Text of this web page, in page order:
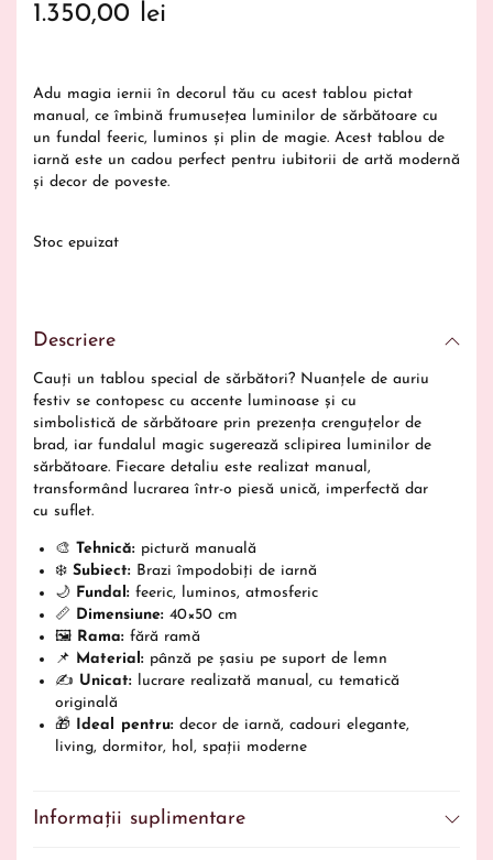
1.350,00 lei
Adu magia iernii în decorul tău cu acest tablou pictat
manual, ce îmbină frumusețea luminilor de sărbătoare cu
un fundal feeric, luminos și plin de magie. Acest tablou de
iarnă este un cadou perfect pentru iubitorii de artă modernă
și decor de poveste.
Stoc epuizat
Descriere
Cauți un tablou special de sărbători? Nuanțele de auriu
festiv se contopesc cu accente luminoase și cu
simbolistică de sărbătoare prin prezența crenguțelor de
brad, iar fundalul magic sugerează sclipirea luminilor de
sărbătoare. Fiecare detaliu este realizat manual,
transformând lucrarea într-o piesă unică, imperfectă dar
cu suflet.
🎨 Tehnică: pictură manuală
❄️ Subiect: Brazi împodobiți de iarnă
🌙 Fundal: feeric, luminos, atmosferic
📏 Dimensiune: 40×50 cm
🖼️ Rama: fără ramă
📌 Material: pânză pe șasiu pe suport de lemn
✍️ Unicat: lucrare realizată manual, cu tematică
originală
🎁 Ideal pentru: decor de iarnă, cadouri elegante,
living, dormitor, hol, spații moderne
Informații suplimentare